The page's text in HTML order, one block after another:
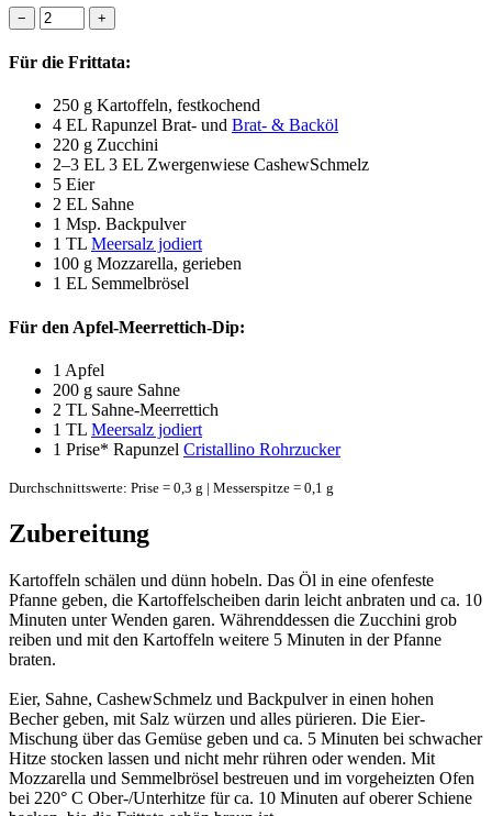
− +
Für die Frittata:
250 g Kartoffeln, festkochend
4 EL Rapunzel Brat- und Brat- & Backöl
220 g Zucchini
2–3 EL 3 EL Zwergenwiese CashewSchmelz
5 Eier
2 EL Sahne
1 Msp. Backpulver
1 TL Meersalz jodiert
100 g Mozzarella, gerieben
1 EL Semmelbrösel
Für den Apfel-Meerrettich-Dip:
1 Apfel
200 g saure Sahne
2 TL Sahne-Meerrettich
1 TL Meersalz jodiert
1 Prise* Rapunzel Cristallino Rohrzucker
Durchschnittswerte: Prise = 0,3 g | Messerspitze = 0,1 g
Zubereitung
Kartoffeln schälen und dünn hobeln. Das Öl in eine ofenfeste
Pfanne geben, die Kartoffelscheiben darin leicht anbraten und ca. 10
Minuten unter Wenden garen. Währenddessen die Zucchini grob
reiben und mit den Kartoffeln weitere 5 Minuten in der Pfanne
braten.
Eier, Sahne, CashewSchmelz und Backpulver in einen hohen
Becher geben, mit Salz würzen und alles pürieren. Die Eier-
Mischung über das Gemüse geben und ca. 5 Minuten bei schwacher
Hitze stocken lassen und nicht mehr rühren oder wenden. Mit
Mozzarella und Semmelbrösel bestreuen und im vorgeheizten Ofen
bei 220° C Ober-/Unterhitze für ca. 10 Minuten auf oberer Schiene